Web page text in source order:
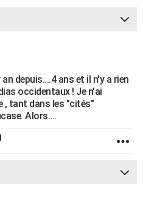
depuis....4 ans et il n'y a rien
occidentaux ! Je n'ai
, tant dans les "cités"
Alors....